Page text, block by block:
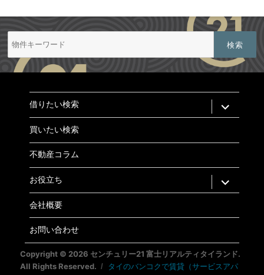
検
索:
借りたい検索 expand
child
menu
買いたい検索
不動産コラム
お役立ち expand
child
menu
会社概要
お問い合わせ
Copyright © 2026 センチュリー21 富士リアルティタイランド.
All Rights Reserved.
タイのバンコクで賃貸（サービスアパ